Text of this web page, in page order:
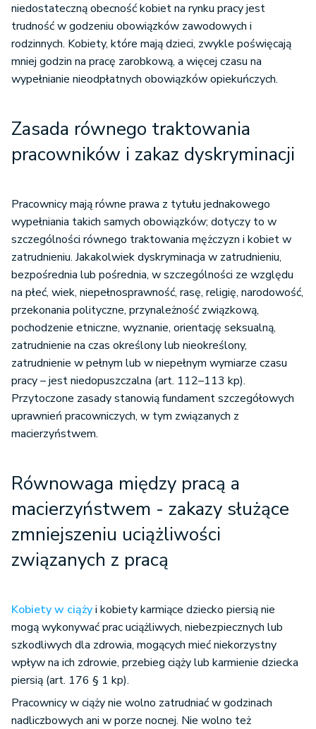
niedostateczną obecność kobiet na rynku pracy jest
trudność w godzeniu obowiązków zawodowych i
rodzinnych. Kobiety, które mają dzieci, zwykle poświęcają
mniej godzin na pracę zarobkową, a więcej czasu na
wypełnianie nieodpłatnych obowiązków opiekuńczych.
Zasada równego traktowania
pracowników i zakaz dyskryminacji
Pracownicy mają równe prawa z tytułu jednakowego
wypełniania takich samych obowiązków; dotyczy to w
szczególności równego traktowania mężczyzn i kobiet w
zatrudnieniu. Jakakolwiek dyskryminacja w zatrudnieniu,
bezpośrednia lub pośrednia, w szczególności ze względu
na płeć, wiek, niepełnosprawność, rasę, religię, narodowość,
przekonania polityczne, przynależność związkową,
pochodzenie etniczne, wyznanie, orientację seksualną,
zatrudnienie na czas określony lub nieokreślony,
zatrudnienie w pełnym lub w niepełnym wymiarze czasu
pracy – jest niedopuszczalna (art. 112–113 kp).
Przytoczone zasady stanowią fundament szczegółowych
uprawnień pracowniczych, w tym związanych z
macierzyństwem.
Równowaga między pracą a
macierzyństwem - zakazy służące
zmniejszeniu uciążliwości
związanych z pracą
Kobiety w ciążyi kobiety karmiące dziecko piersią nie
mogą wykonywać prac uciążliwych, niebezpiecznych lub
szkodliwych dla zdrowia, mogących mieć niekorzystny
wpływ na ich zdrowie, przebieg ciąży lub karmienie dziecka
piersią (art. 176 § 1 kp).
Pracownicy w ciąży nie wolno zatrudniać w godzinach
nadliczbowych ani w porze nocnej. Nie wolno też